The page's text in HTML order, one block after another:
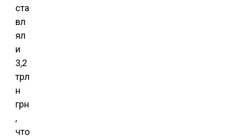
ста
вл
ял
и
3,2
трл
н
грн
,
что